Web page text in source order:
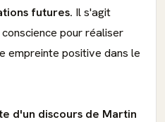
futures. Il s'agit
pour réaliser
empreinte positive dans le
d'un discours de Martin